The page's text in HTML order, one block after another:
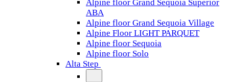
Alpine floor Grand Sequoia Superior
ABA
Alpine floor Grand Sequoia Village
Alpine Floor LIGHT PARQUET
Alpine floor Sequoia
Alpine floor Solo
Alta Step